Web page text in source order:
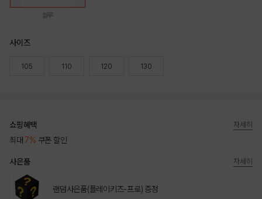
블루
사이즈
105 110 120 130
쇼핑혜택
최대 7% 쿠폰 할인
자세히
사은품
랜덤사은품(플레이키즈-프로) 증정
자세히